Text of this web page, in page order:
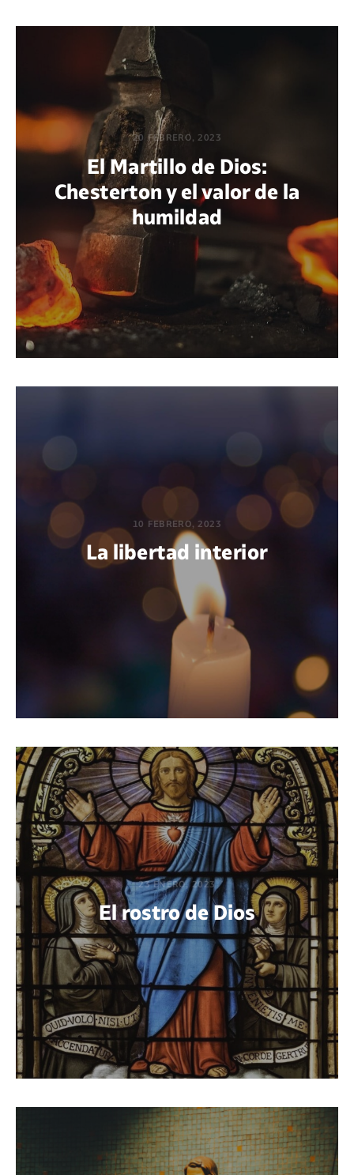
20 FEBRERO, 2023
El Martillo de Dios:
Chesterton y el valor de la
humildad
POR THIAGO RODRÍGUEZ HARISPE
10 FEBRERO, 2023
La libertad interior
POR DIEGO QUIJANO
23 ENERO, 2023
El rostro de Dios
POR THIAGO RODRÍGUEZ HARISPE